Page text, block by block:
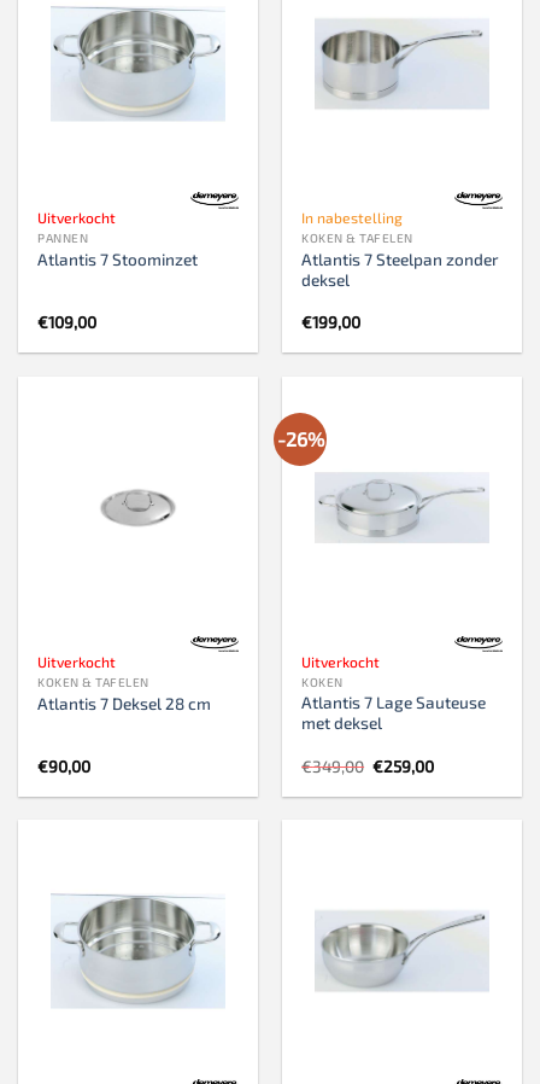
Uitverkocht
PANNEN
Atlantis 7 Stoominzet
€109,00
In nabestelling
KOKEN & TAFELEN
Atlantis 7 Steelpan zonder
deksel
€199,00
Uitverkocht
KOKEN & TAFELEN
Atlantis 7 Deksel 28 cm
€90,00
-26%
Uitverkocht
KOKEN
Atlantis 7 Lage Sauteuse
met deksel
€349,00 Oorspronkelijke
prijs
was:
€259,00Huidige
is: